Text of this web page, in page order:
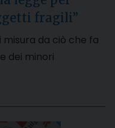
fragili”
misura da ciò che fa
dei minori